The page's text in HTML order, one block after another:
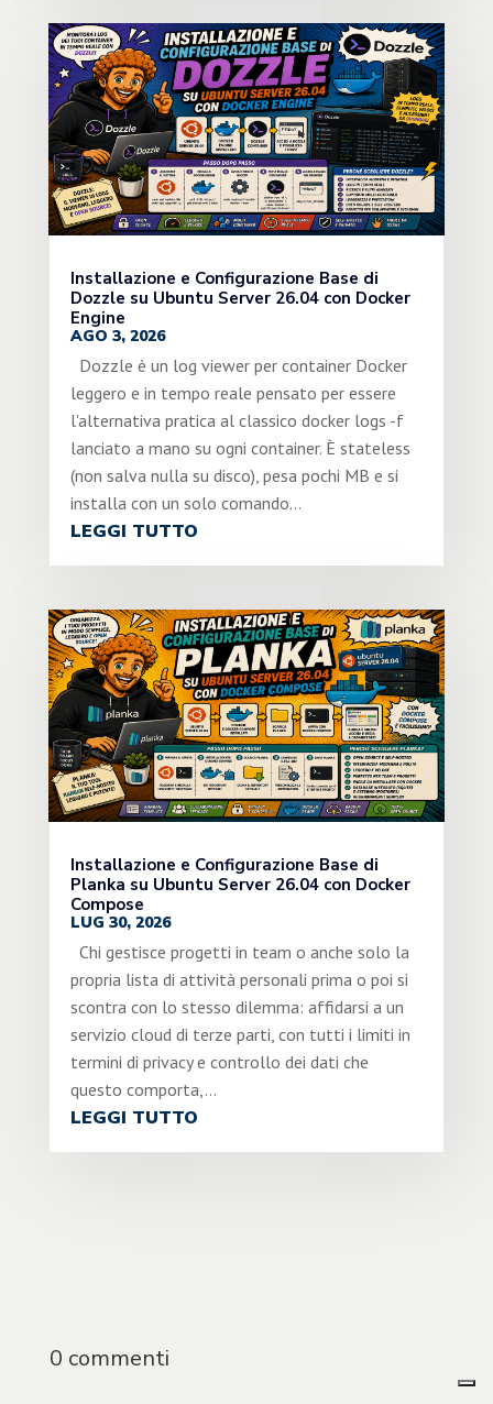
Installazione e Configurazione Base di
Dozzle su Ubuntu Server 26.04 con Docker
Engine
AGO 3, 2026
Dozzle è un log viewer per container Docker
leggero e in tempo reale pensato per essere
l'alternativa pratica al classico docker logs -f
lanciato a mano su ogni container. È stateless
(non salva nulla su disco), pesa pochi MB e si
installa con un solo comando...
LEGGI TUTTO
Installazione e Configurazione Base di
Planka su Ubuntu Server 26.04 con Docker
Compose
LUG 30, 2026
Chi gestisce progetti in team o anche solo la
propria lista di attività personali prima o poi si
scontra con lo stesso dilemma: affidarsi a un
servizio cloud di terze parti, con tutti i limiti in
termini di privacy e controllo dei dati che
questo comporta,...
LEGGI TUTTO
0 commenti